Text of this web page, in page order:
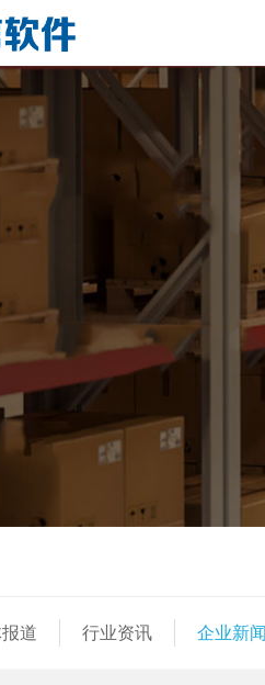
道 行业资讯 企业新闻